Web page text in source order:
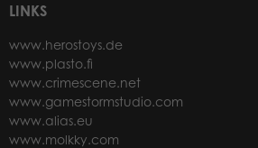
LINKS
www.herostoys.de
www.plasto.fi
www.crimescene.net
www.gamestormstudio.com
www.alias.eu
www.molkky.com